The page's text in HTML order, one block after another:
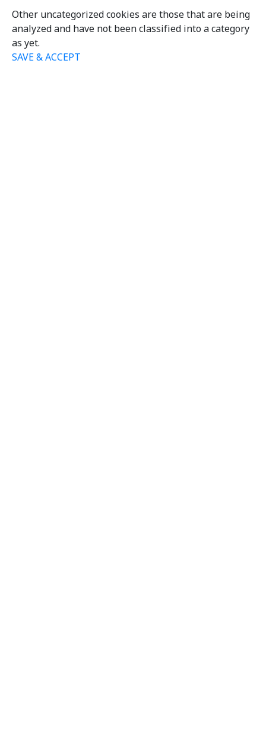
Other uncategorized cookies are those that are being
analyzed and have not been classified into a category
as yet.
SAVE & ACCEPT